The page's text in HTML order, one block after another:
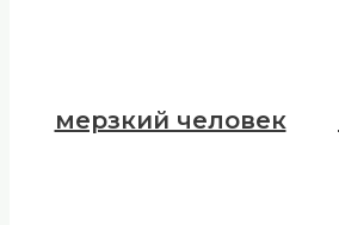
мерзкий человек